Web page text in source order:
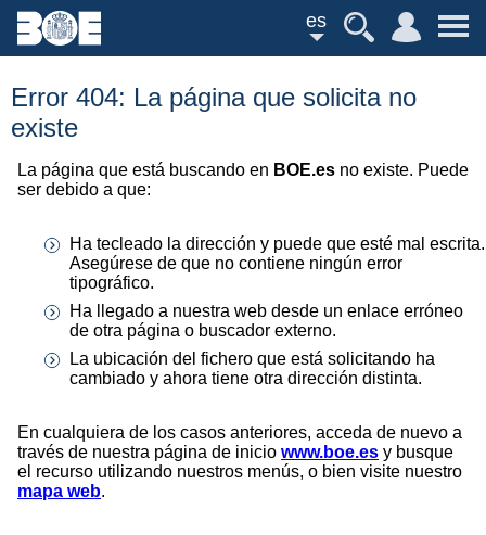
es
Error 404: La página que solicita no
existe
La página que está buscando en BOE.es no existe. Puede
ser debido a que:
Ha tecleado la dirección y puede que esté mal escrita.
Asegúrese de que no contiene ningún error
tipográfico.
Ha llegado a nuestra web desde un enlace erróneo
de otra página o buscador externo.
La ubicación del fichero que está solicitando ha
cambiado y ahora tiene otra dirección distinta.
En cualquiera de los casos anteriores, acceda de nuevo a
través de nuestra página de inicio www.boe.es y busque
el recurso utilizando nuestros menús, o bien visite nuestro
mapa web.